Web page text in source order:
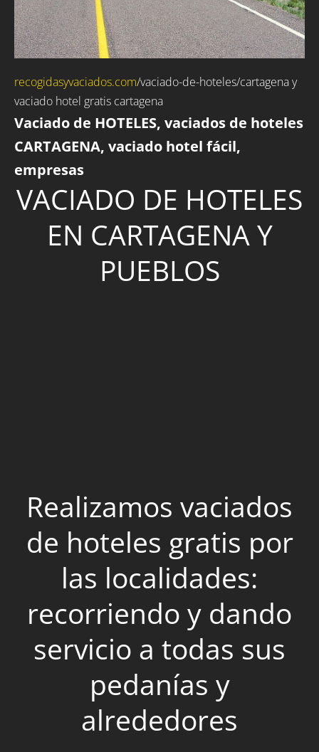
recogidasyvaciados.com/vaciado-de-hoteles/cartagena y
vaciado hotel gratis cartagena
Vaciado de HOTELES, vaciados de hoteles
CARTAGENA, vaciado hotel fácil,
empresas
VACIADO DE HOTELES
EN CARTAGENA Y
PUEBLOS
Realizamos vaciados
de hoteles gratis por
las localidades:
recorriendo y dando
servicio a todas sus
pedanías y
alrededores